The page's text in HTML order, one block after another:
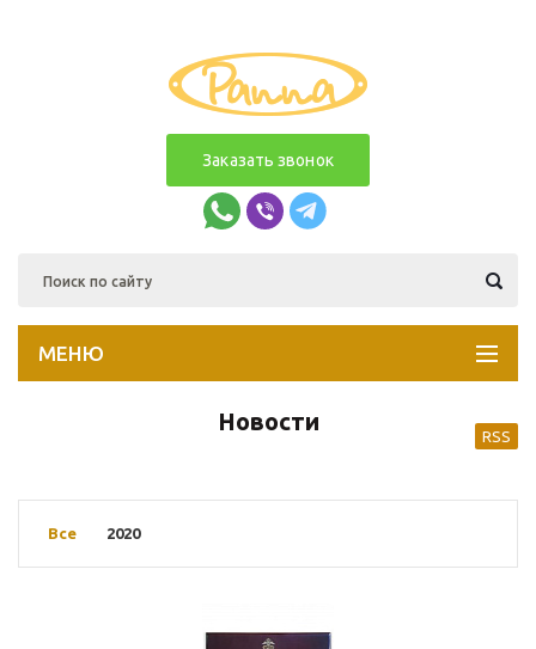
Заказать звонок
МЕНЮ
Новости
RSS
Все 2020